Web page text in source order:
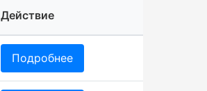
Действие
Подробнее